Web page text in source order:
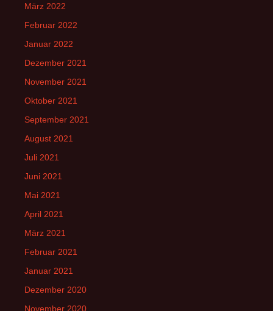
März 2022
Februar 2022
Januar 2022
Dezember 2021
November 2021
Oktober 2021
September 2021
August 2021
Juli 2021
Juni 2021
Mai 2021
April 2021
März 2021
Februar 2021
Januar 2021
Dezember 2020
November 2020